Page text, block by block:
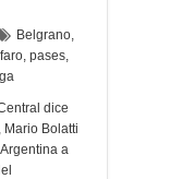
Belgrano,
, pases,
dice
Mario Bolatti
a